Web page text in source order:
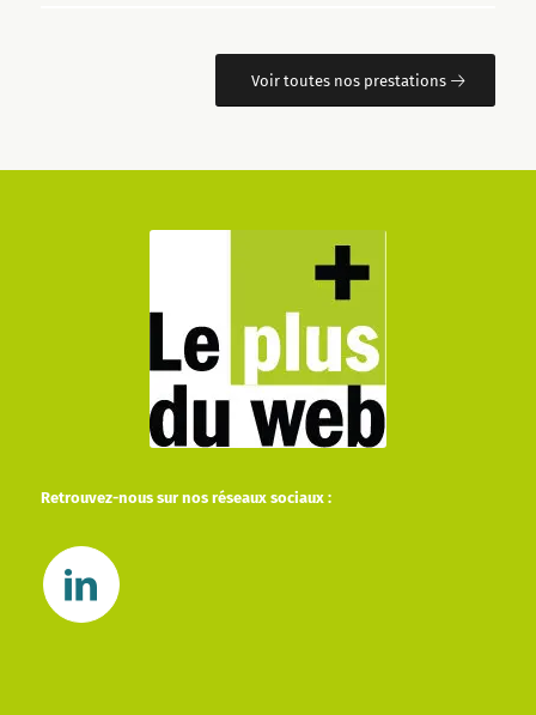
Voir toutes nos prestations
Retrouvez-nous sur nos réseaux sociaux :